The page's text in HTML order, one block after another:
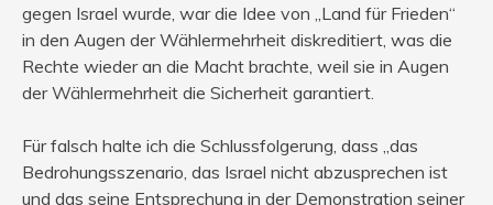
gegen Israel wurde, war die Idee von „Land für Frieden“
in den Augen der Wählermehrheit diskreditiert, was die
Rechte wieder an die Macht brachte, weil sie in Augen
der Wählermehrheit die Sicherheit garantiert.
Für falsch halte ich die Schlussfolgerung, dass „das
Bedrohungsszenario, das Israel nicht abzusprechen ist
und das seine Entsprechung in der Demonstration seiner